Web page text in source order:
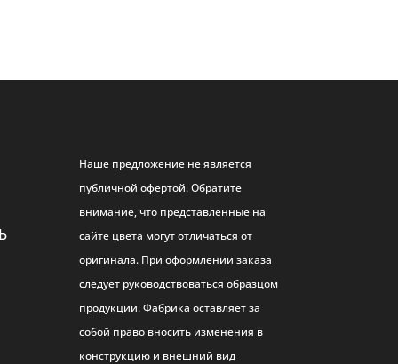
Наше предложение не является
публичной офертой. Обратите
внимание, что представленные на
сайте цвета могут отличаться от
оригинала. При оформлении заказа
следует руководствоваться образцом
продукции. Фабрика оставляет за
собой право вносить изменения в
конструкцию и внешний вид